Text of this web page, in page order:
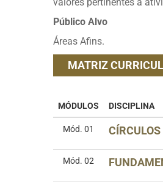
Público Alvo
Áreas Afins.
MATRIZ
MÓDULOS DISCIPLINA
Mód. 01
Mód. 02